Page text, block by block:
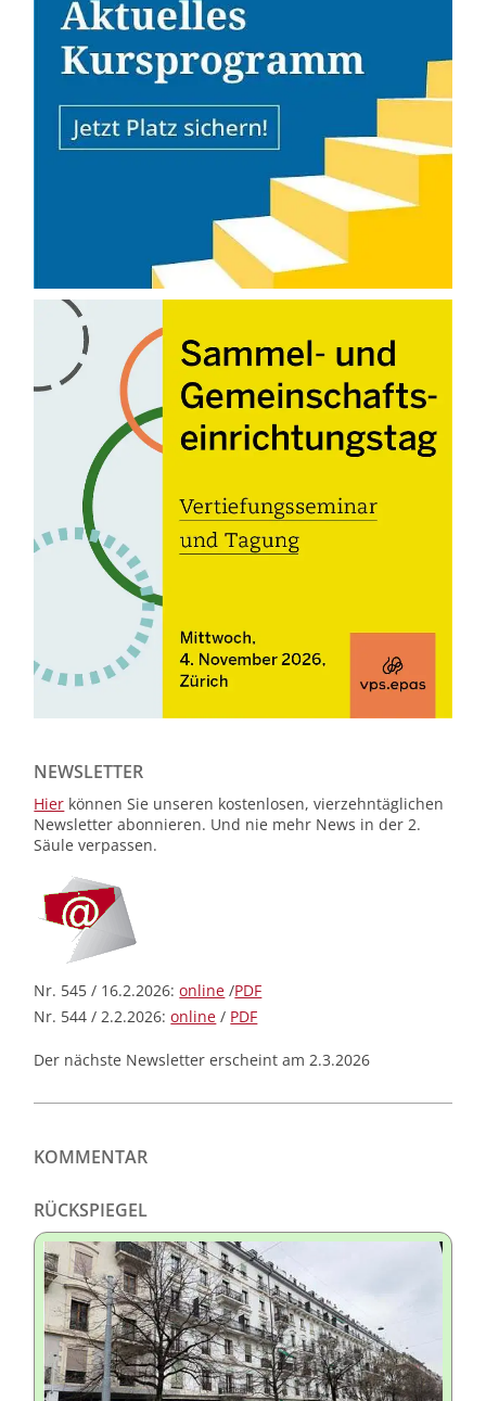
NEWSLETTER
Hier können Sie unseren kostenlosen, vierzehntäglichen
Newsletter abonnieren. Und nie mehr News in der 2.
Säule verpassen.
Nr. 545 / 16.2.2026:online /PDF
Nr. 544 / 2.2.2026:online / PDF
Der nächste Newsletter erscheint am 2.3.2026
KOMMENTAR
RÜCKSPIEGEL